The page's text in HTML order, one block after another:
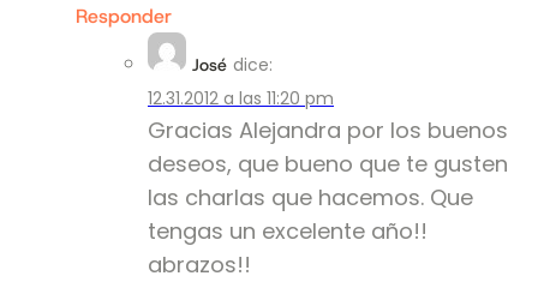
Responder
José dice:
12.31.2012 a las 11:20 pm
Gracias Alejandra por los buenos
deseos, que bueno que te gusten
las charlas que hacemos. Que
tengas un excelente año!!
abrazos!!